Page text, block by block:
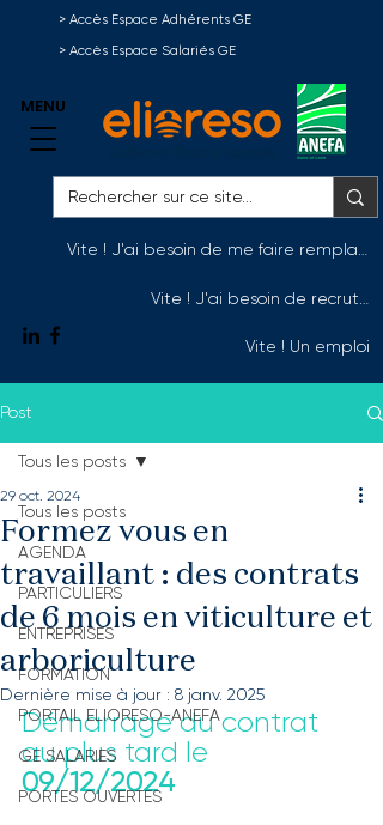
Vite ! Un emploi
> Accès Espace Adhérents GE
> Accès Espace Salariés GE
MENU
Post
Tous les posts
AGENDA
PARTICULIERS
ENTREPRISES
FORMATION
PORTAIL ELIORESO-ANEFA
GE SALARIES
PORTES OUVERTES
Tous les posts
Formez vous en
travaillant : des contrats
de 6 mois en viticulture et
arboriculture
29 oct. 2024
Dernière mise à jour : 8 janv. 2025
Démarrage du contrat
au plus tard le
09/12/2024